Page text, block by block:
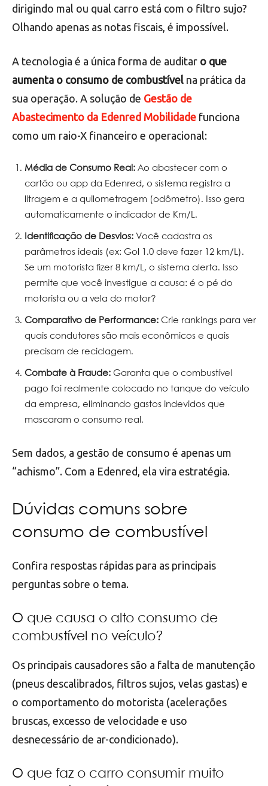
dirigindo mal ou qual carro está com o filtro sujo?
Olhando apenas as notas fiscais, é impossível.
A tecnologia é a única forma de auditar o que
aumenta o consumo de combustível na prática da
sua operação. A solução de Gestão de
Abastecimento da Edenred Mobilidade funciona
como um raio-X financeiro e operacional:
Média de Consumo Real: Ao abastecer com o
cartão ou app da Edenred, o sistema registra a
litragem e a quilometragem (odômetro). Isso gera
automaticamente o indicador de Km/L.
Identificação de Desvios: Você cadastra os
parâmetros ideais (ex: Gol 1.0 deve fazer 12 km/L).
Se um motorista fizer 8 km/L, o sistema alerta. Isso
permite que você investigue a causa: é o pé do
motorista ou a vela do motor?
Comparativo de Performance: Crie rankings para ver
quais condutores são mais econômicos e quais
precisam de reciclagem.
Combate à Fraude: Garanta que o combustível
pago foi realmente colocado no tanque do veículo
da empresa, eliminando gastos indevidos que
mascaram o consumo real.
Sem dados, a gestão de consumo é apenas um
“achismo”. Com a Edenred, ela vira estratégia.
Dúvidas comuns sobre
consumo de combustível
Confira respostas rápidas para as principais
perguntas sobre o tema.
O que causa o alto consumo de
combustível no veículo?
Os principais causadores são a falta de manutenção
(pneus descalibrados, filtros sujos, velas gastas) e
o comportamento do motorista (acelerações
bruscas, excesso de velocidade e uso
desnecessário de ar-condicionado).
O que faz o carro consumir muito